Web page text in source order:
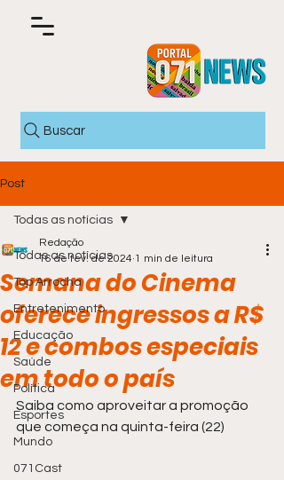
Buscar
Post
Todas as notícias
Top Arrocha
Entretenimento
Educação
Saúde
Política
Esportes
Mundo
071Cast
Todas as notícias
Semana do Cinema
oferece ingressos a R$
12 e combos especiais
em todo o país
Redação
16 de fev. de 2024 1 min de leitura
Saiba como aproveitar a promoção
que começa na quinta-feira (22)